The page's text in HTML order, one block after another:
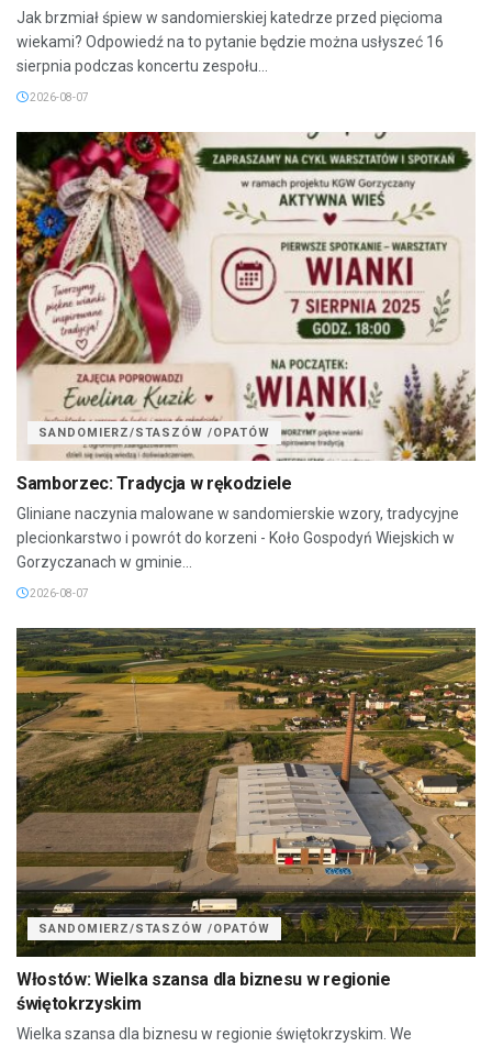
Jak brzmiał śpiew w sandomierskiej katedrze przed pięcioma
wiekami? Odpowiedź na to pytanie będzie można usłyszeć 16
sierpnia podczas koncertu zespołu...
2026-08-07
SANDOMIERZ/STASZÓW /OPATÓW
Samborzec: Tradycja w rękodziele
Gliniane naczynia malowane w sandomierskie wzory, tradycyjne
plecionkarstwo i powrót do korzeni - Koło Gospodyń Wiejskich w
Gorzyczanach w gminie...
2026-08-07
SANDOMIERZ/STASZÓW /OPATÓW
Włostów: Wielka szansa dla biznesu w regionie
świętokrzyskim
Wielka szansa dla biznesu w regionie świętokrzyskim. We